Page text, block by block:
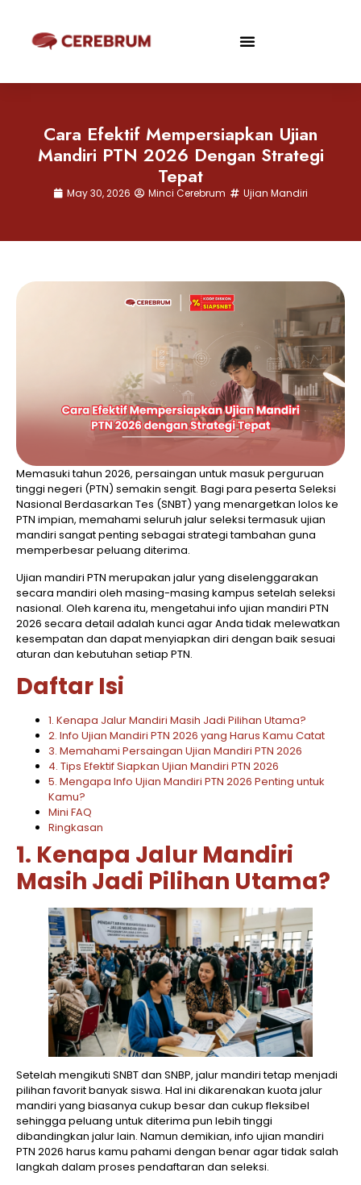
Cara Efektif Mempersiapkan Ujian
Mandiri PTN 2026 Dengan Strategi
Tepat
May 30, 2026 Minci Cerebrum Ujian Mandiri
Memasuki tahun 2026, persaingan untuk masuk perguruan
tinggi negeri (PTN) semakin sengit. Bagi para peserta Seleksi
Nasional Berdasarkan Tes (SNBT) yang menargetkan lolos ke
PTN impian, memahami seluruh jalur seleksi termasuk ujian
mandiri sangat penting sebagai strategi tambahan guna
memperbesar peluang diterima.
Ujian mandiri PTN merupakan jalur yang diselenggarakan
secara mandiri oleh masing-masing kampus setelah seleksi
nasional. Oleh karena itu, mengetahui info ujian mandiri PTN
2026 secara detail adalah kunci agar Anda tidak melewatkan
kesempatan dan dapat menyiapkan diri dengan baik sesuai
aturan dan kebutuhan setiap PTN.
Daftar Isi
1. Kenapa Jalur Mandiri Masih Jadi Pilihan Utama?
2. Info Ujian Mandiri PTN 2026 yang Harus Kamu Catat
3. Memahami Persaingan Ujian Mandiri PTN 2026
4. Tips Efektif Siapkan Ujian Mandiri PTN 2026
5. Mengapa Info Ujian Mandiri PTN 2026 Penting untuk
Kamu?
Mini FAQ
Ringkasan
1. Kenapa Jalur Mandiri
Masih Jadi Pilihan Utama?
Setelah mengikuti SNBT dan SNBP, jalur mandiri tetap menjadi
pilihan favorit banyak siswa. Hal ini dikarenakan kuota jalur
mandiri yang biasanya cukup besar dan cukup fleksibel
sehingga peluang untuk diterima pun lebih tinggi
dibandingkan jalur lain. Namun demikian, info ujian mandiri
PTN 2026 harus kamu pahami dengan benar agar tidak salah
langkah dalam proses pendaftaran dan seleksi.